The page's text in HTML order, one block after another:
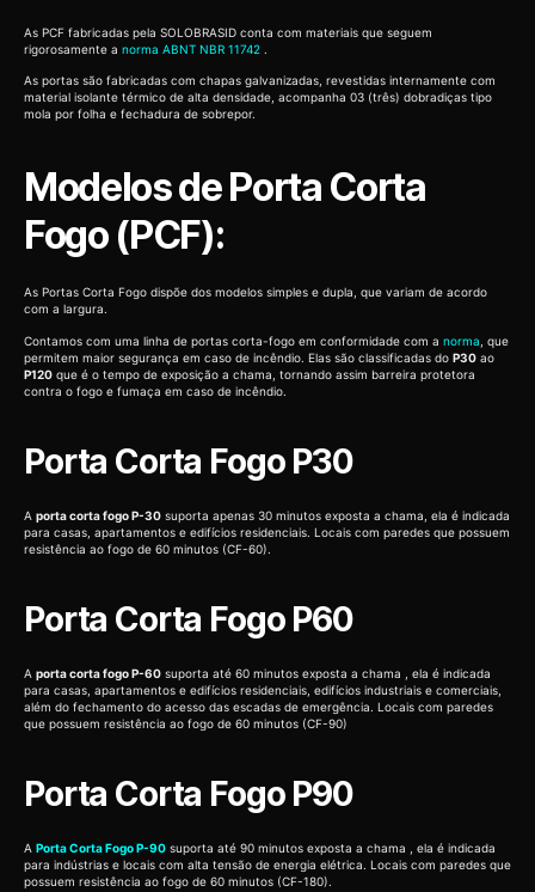
As PCF fabricadas pela SOLOBRASID conta com materiais que seguem
rigorosamente a norma ABNT NBR 11742 .
As portas são fabricadas com chapas galvanizadas, revestidas internamente com
material isolante térmico de alta densidade, acompanha 03 (três) dobradiças tipo
mola por folha e fechadura de sobrepor.
Modelos de Porta Corta
Fogo (PCF):
As Portas Corta Fogo dispõe dos modelos simples e dupla, que variam de acordo
com a largura.
Contamos com uma linha de portas corta-fogo em conformidade com a norma , que
permitem maior segurança em caso de incêndio. Elas são classificadas do P30 ao
P120 que é o tempo de exposição a chama, tornando assim barreira protetora
contra o fogo e fumaça em caso de incêndio.
Porta Corta Fogo P30
A porta corta fogo P-30 suporta apenas 30 minutos exposta a chama, ela é indicada
para casas, apartamentos e edifícios residenciais. Locais com paredes que possuem
resistência ao fogo de 60 minutos (CF-60).
Porta Corta Fogo P60
A porta corta fogo P-60 suporta até 60 minutos exposta a chama , ela é indicada
para casas, apartamentos e edifícios residenciais, edifícios industriais e comerciais,
além do fechamento do acesso das escadas de emergência. Locais com paredes
que possuem resistência ao fogo de 60 minutos (CF-90)
Porta Corta Fogo P90
A Porta Corta Fogo P-90 suporta até 90 minutos exposta a chama , ela é indicada
para indústrias e locais com alta tensão de energia elétrica. Locais com paredes que
possuem resistência ao fogo de 60 minutos (CF-180).